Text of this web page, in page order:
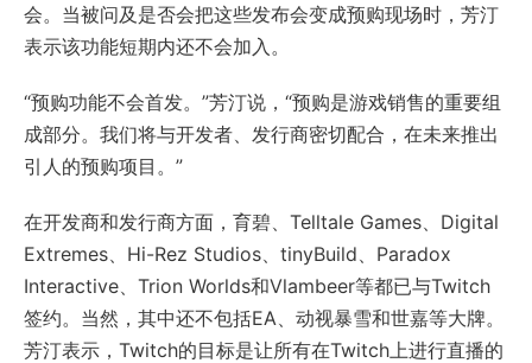
会。当被问及是否会把这些发布会变成预购现场时，芳汀
表示该功能短期内还不会加入。
“预购功能不会首发。”芳汀说，“预购是游戏销售的重要组
成部分。我们将与开发者、发行商密切配合，在未来推出
引人的预购项目。”
在开发商和发行商方面，育碧、Telltale Games、Digital
Extremes、Hi-Rez Studios、tinyBuild、Paradox
Interactive、Trion Worlds和Vlambeer等都已与Twitch
签约。当然，其中还不包括EA、动视暴雪和世嘉等大牌。
芳汀表示，Twitch的目标是让所有在Twitch上进行直播的